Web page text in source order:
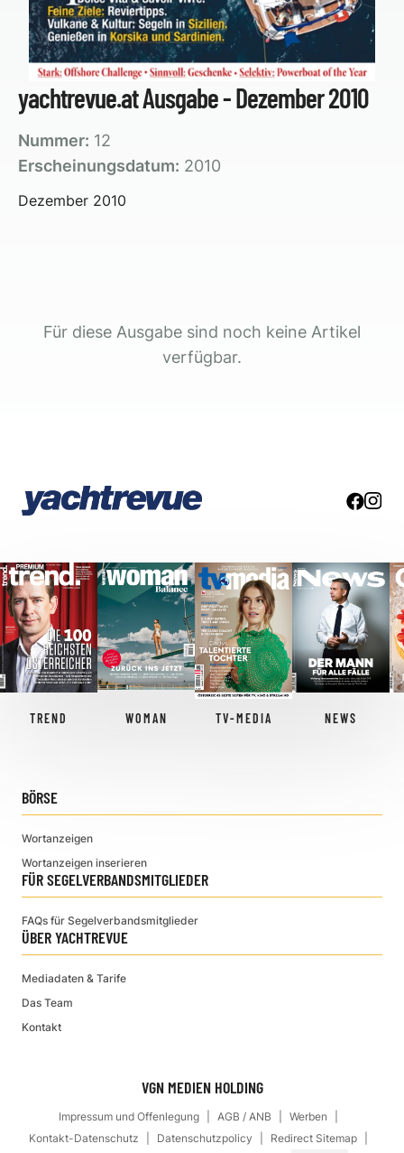
yachtrevue.at Ausgabe - Dezember 2010
Nummer: 12
Erscheinungsdatum: 2010
Dezember 2010
Für diese Ausgabe sind noch keine Artikel
verfügbar.
TREND WOMAN TV-MEDIA NEWS
BÖRSE
Wortanzeigen
Wortanzeigen inserieren
FÜR SEGELVERBANDSMITGLIEDER
FAQs für Segelverbandsmitglieder
ÜBER YACHTREVUE
Mediadaten & Tarife
Das Team
Kontakt
VGN MEDIEN HOLDING
Impressum und Offenlegung AGB / ANB
Werben
Kontakt-Datenschutz
Datenschutzpolicy
Redirect Sitemap